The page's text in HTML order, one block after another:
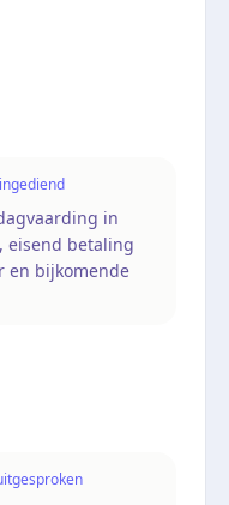
in
eisend betaling
en bijkomende